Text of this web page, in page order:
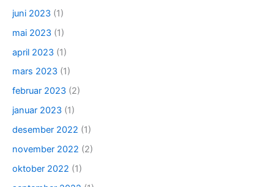
juni 2023 (1)
mai 2023 (1)
april 2023 (1)
mars 2023 (1)
februar 2023 (2)
januar 2023 (1)
desember 2022 (1)
november 2022 (2)
oktober 2022 (1)